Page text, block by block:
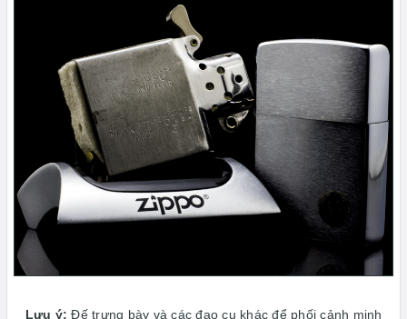
Lưu ý: Đế trưng bày và các đạo cụ khác để phối cảnh minh